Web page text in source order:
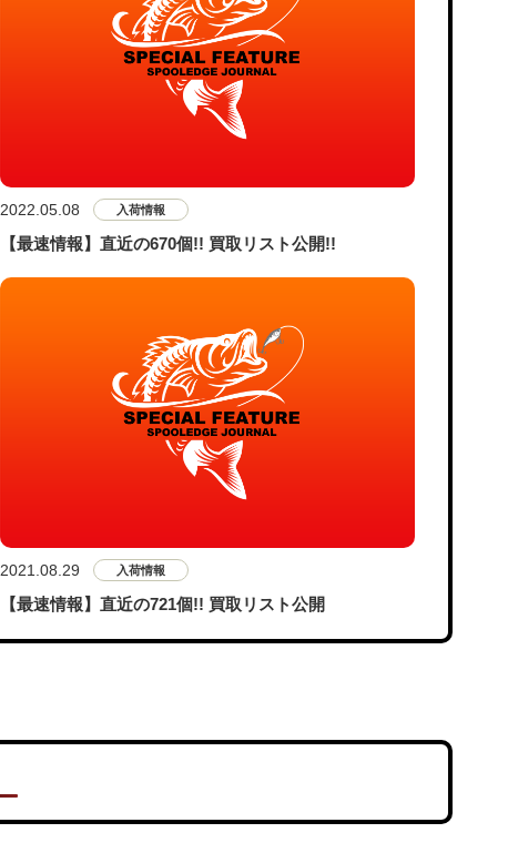
2022.05.08 入荷情報
【最速情報】直近の670個!! 買取リスト公開!!
2021.08.29 入荷情報
【最速情報】直近の721個!! 買取リスト公開